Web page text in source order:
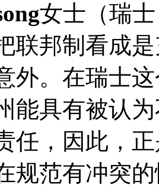
女士（瑞
联邦制看成
外。在瑞士
能具有被认
任，因此，
规范有冲突